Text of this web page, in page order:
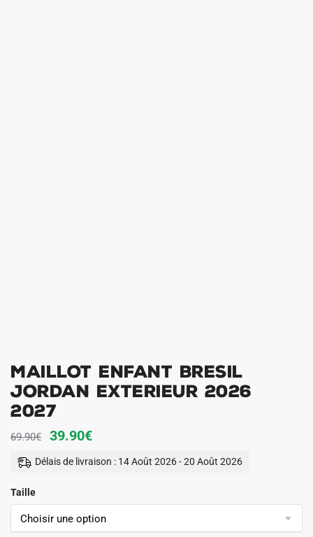
Maillot Enfant Bresil
Jordan Exterieur 2026
2027
69.90€
Le
prix
69.90€.
39.90€Le
prix
39.90€.
Délais de livraison : 14 Août 2026 - 20 Août 2026
Taille